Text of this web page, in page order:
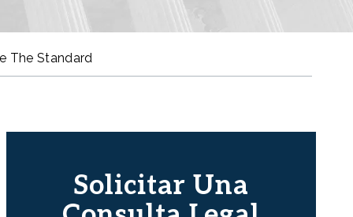
The Standard
Solicitar Una